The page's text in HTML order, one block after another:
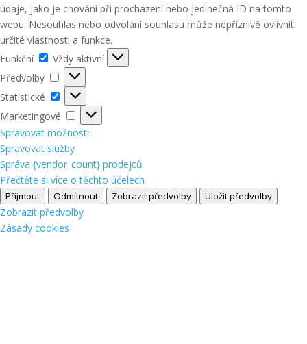
údaje, jako je chování při procházení nebo jedinečná ID na tomto
webu. Nesouhlas nebo odvolání souhlasu může nepříznivě ovlivnit
určité vlastnosti a funkce.
Funkční
Funkční
Vždy aktivní
Předvolby
Předvolby
Statistické
Statistické
Marketingové
Marketingové
Spravovat možnosti
Spravovat služby
Správa {vendor_count} prodejců
Přečtěte si více o těchto účelech
Přijmout Odmítnout Zobrazit předvolby Uložit předvolby
Zobrazit předvolby
Zásady cookies